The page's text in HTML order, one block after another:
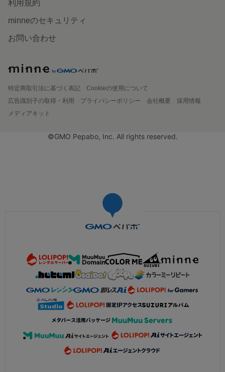
利用規約
minneのセキュリティ
お問い合わせ
特定商取引法に基づく表記
Cookieの使用について
広告識別子の取得・利用
プライバシーポリシー 会社概要
採用情報
メディアキット
©GMO Pepabo, Inc. All rights reserved.